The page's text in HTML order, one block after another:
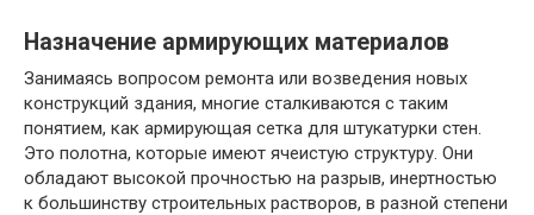
Назначение армирующих материалов
Занимаясь вопросом ремонта или возведения новых
конструкций здания, многие сталкиваются с таким
понятием, как армирующая сетка для штукатурки стен.
Это полотна, которые имеют ячеистую структуру. Они
обладают высокой прочностью на разрыв, инертностью
к большинству строительных растворов, в разной степени